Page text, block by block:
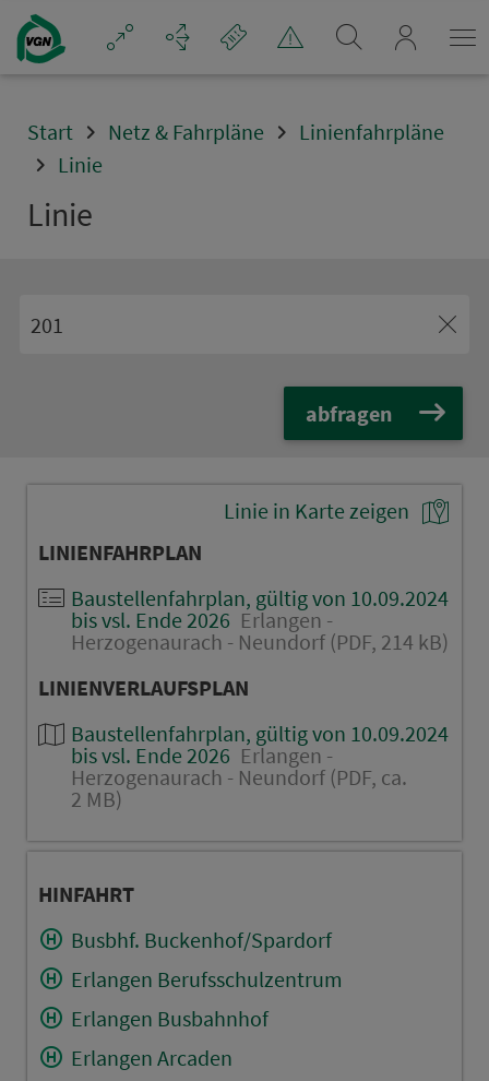
Navigation überspringen
Start Netz & Fahrpläne
Linienfahrpläne
Linie
Linie
abfragen
Linie in Karte zeigen
LINIENFAHRPLAN
Baustellenfahrplan, gültig von 10.09.2024
bis vsl. Ende 2026 Erlangen -
Herzogenaurach - Neundorf (PDF, 214 kB)
LINIENVERLAUFSPLAN
Baustellenfahrplan, gültig von 10.09.2024
bis vsl. Ende 2026 Erlangen -
Herzogenaurach - Neundorf (PDF, ca.
2 MB)
HINFAHRT
Busbhf. Buckenhof/Spardorf
Erlangen Berufsschulzentrum
Erlangen Busbahnhof
Erlangen Arcaden